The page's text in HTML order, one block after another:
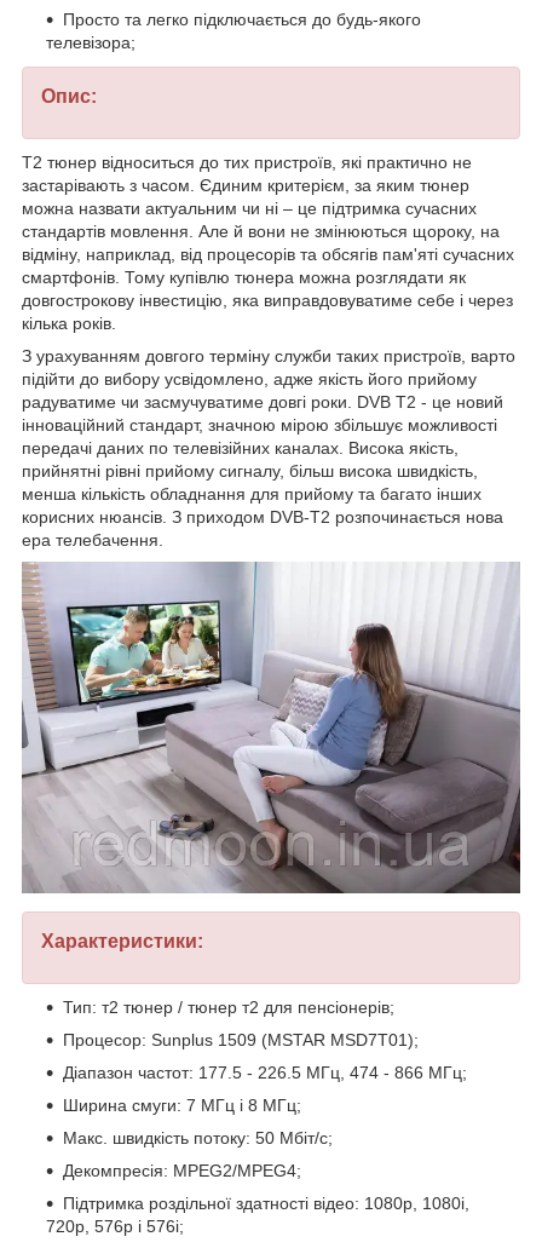
Просто та легко підключається до будь-якого
телевізора;
Опис:
Т2 тюнер відноситься до тих пристроїв, які практично не
застарівають з часом. Єдиним критерієм, за яким тюнер
можна назвати актуальним чи ні – це підтримка сучасних
стандартів мовлення. Але й вони не змінюються щороку, на
відміну, наприклад, від процесорів та обсягів пам'яті сучасних
смартфонів. Тому купівлю тюнера можна розглядати як
довгострокову інвестицію, яка виправдовуватиме себе і через
кілька років.
З урахуванням довгого терміну служби таких пристроїв, варто
підійти до вибору усвідомлено, адже якість його прийому
радуватиме чи засмучуватиме довгі роки. DVB Т2 - це новий
інноваційний стандарт, значною мірою збільшує можливості
передачі даних по телевізійних каналах. Висока якість,
прийнятні рівні прийому сигналу, більш висока швидкість,
менша кількість обладнання для прийому та багато інших
корисних нюансів. З приходом DVB-T2 розпочинається нова
ера телебачення.
Характеристики:
Тип: т2 тюнер / тюнер т2 для пенсіонерів;
Процесор: Sunplus 1509 (MSTAR MSD7Т01);
Діапазон частот: 177.5 - 226.5 МГц, 474 - 866 МГц;
Ширина смуги: 7 МГц і 8 МГц;
Макс. швидкість потоку: 50 Мбіт/с;
Декомпресія: MPEG2/MPEG4;
Підтримка роздільної здатності відео: 1080p, 1080i,
720p, 576p і 576i;